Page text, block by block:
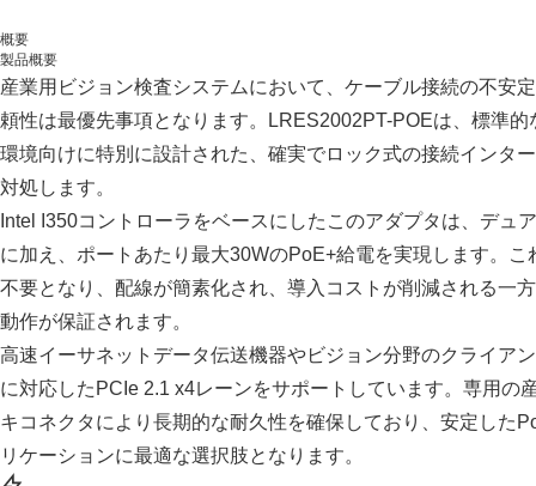
概要
製品概要
産業用ビジョン検査システムにおいて、ケーブル接続の不安
頼性は最優先事項となります。LRES2002PT-POEは、標準
環境向けに特別に設計された、確実でロック式の接続インタ
対処します。
Intel I350コントローラをベースにしたこのアダプタは、デュ
に加え、ポートあたり最大30WのPoE+給電を実現します。
不要となり、配線が簡素化され、導入コストが削減される一
動作が保証されます。
高速イーサネットデータ伝送機器やビジョン分野のクライア
に対応したPCIe 2.1 x4レーンをサポートしています。専用の
キコネクタにより長期的な耐久性を確保しており、安定した
リケーションに最適な選択肢となります。